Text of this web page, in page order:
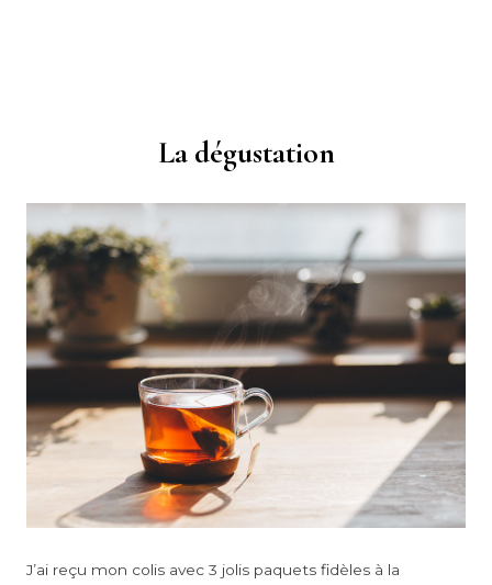
La dégustation
J’ai reçu mon colis avec 3 jolis paquets fidèles à la